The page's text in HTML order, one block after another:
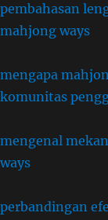
pembahasan
mahjong ways
mengapa
komunitas
mengenal
ways
perbandingan